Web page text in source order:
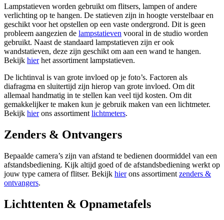
Lampstatieven worden gebruikt om flitsers, lampen of andere
verlichting op te hangen. De statieven zijn in hoogte verstelbaar en
geschikt voor het opstellen op een vaste ondergrond. Dit is geen
probleem aangezien de lampstatieven vooral in de studio worden
gebruikt. Naast de standaard lampstatieven zijn er ook
wandstatieven, deze zijn geschikt om aan een wand te hangen.
Bekijk hierhet assortiment lampstatieven.
De lichtinval is van grote invloed op je foto’s. Factoren als
diafragma en sluitertijd zijn hierop van grote invloed. Om dit
allemaal handmatig in te stellen kan veel tijd kosten. Om dit
gemakkelijker te maken kun je gebruik maken van een lichtmeter.
Bekijk hierons assortiment lichtmeters.
Zenders & Ontvangers
Bepaalde camera’s zijn van afstand te bedienen doormiddel van een
afstandsbediening. Kijk altijd goed of de afstandsbediening werkt op
jouw type camera of flitser. Bekijk hierons assortiment zenders &
ontvangers.
Lichttenten & Opnametafels